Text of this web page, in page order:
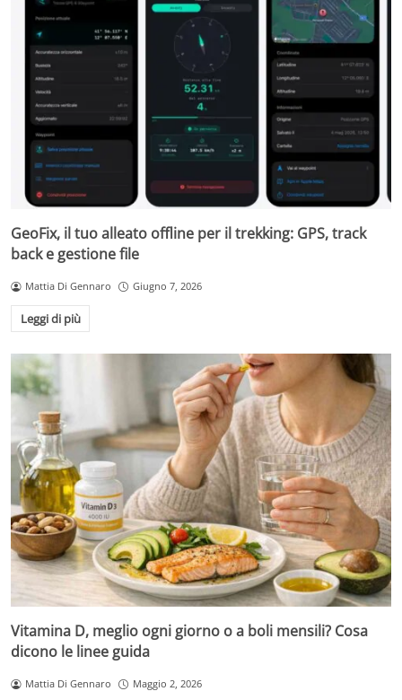
GeoFix, il tuo alleato offline per il trekking: GPS, track
back e gestione file
Mattia Di Gennaro Giugno 7, 2026
Leggi di più
Vitamina D, meglio ogni giorno o a boli mensili? Cosa
dicono le linee guida
Mattia Di Gennaro Maggio 2, 2026